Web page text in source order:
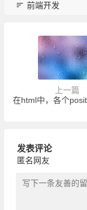
前端开发
上一篇
发表评论
匿名网友